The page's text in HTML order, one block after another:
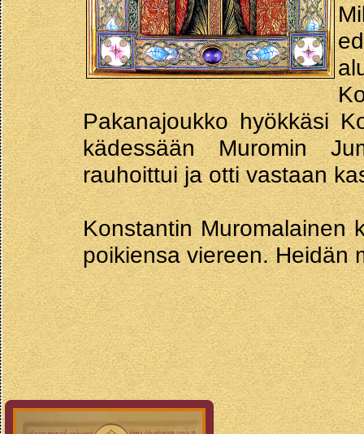
Pakanajoukko hyökkäsi
kädessään Muromin
rauhoittui ja otti vastaan
Konstantin Muromalainen
poikiensa viereen. Heidän